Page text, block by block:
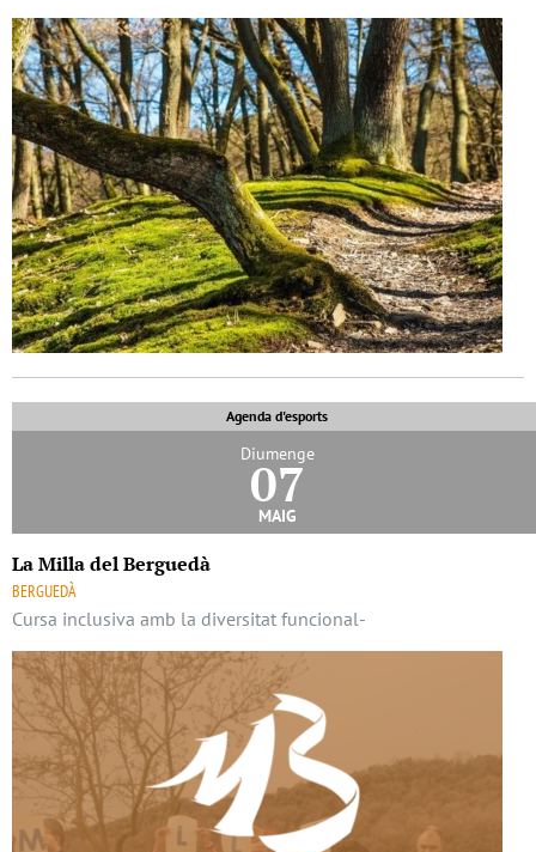
Agenda d'esports
Diumenge
07
maig
La Milla del Berguedà
BERGUEDÀ
Cursa inclusiva amb la diversitat funcional-